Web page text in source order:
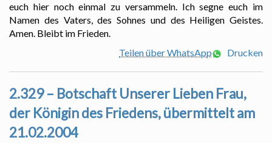
euch hier noch einmal zu versammeln. Ich segne euch im
Namen des Vaters, des Sohnes und des Heiligen Geistes.
Amen. Bleibt im Frieden.
Teilen über WhatsApp
Drucken
2.329 – Botschaft Unserer Lieben Frau,
der Königin des Friedens, übermittelt am
21.02.2004